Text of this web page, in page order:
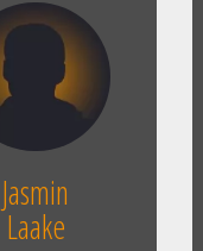
Jasmin
Laake